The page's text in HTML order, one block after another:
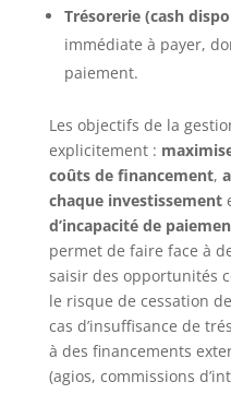
Trésorerie (cash
immédiate à payer,
paiement.
Les objectifs de la
explicitement :
coûts de financement,
chaque investissement
d’incapacité de
permet de faire face à
saisir des opportunités
le risque de cessation
cas d’insuffisance de
à des financements
(agios, commissions